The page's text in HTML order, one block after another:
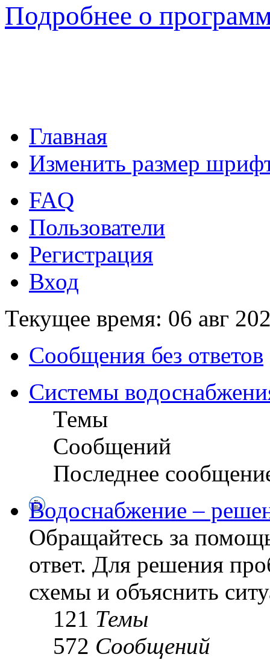
Подробнее о
Главная
Изменить размер
FAQ
Пользователи
Регистрация
Вход
Текущее время: 06 авг
Сообщения без ответов
Системы
Темы
Сообщений
Последнее
Водоснабжение –
Обращайтесь за
ответ. Для решения
схемы и объяснить
121 Темы
572 Сообщений